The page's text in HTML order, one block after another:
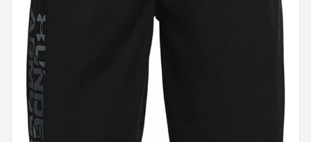
Shop
POPULAIRE MERKEN
Func Factory
Footjoy